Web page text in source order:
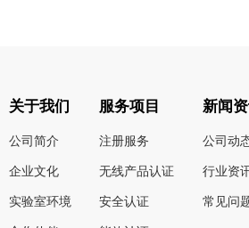
关于我们
公司简介
企业文化
实验室环境
服务项目
注册服务
无线产品认证
安全认证
新闻
公司动
行业资
常见问